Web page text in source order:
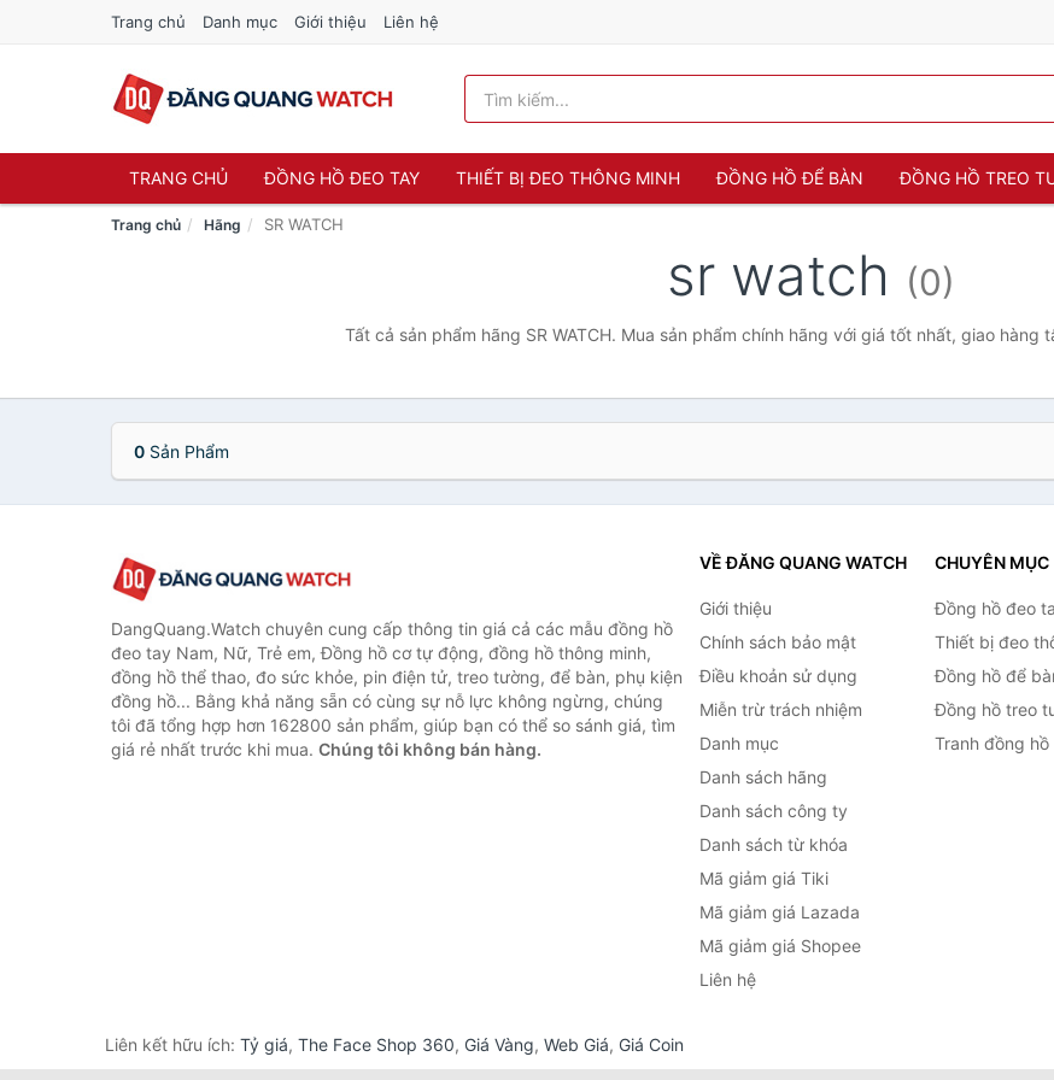
Trang chủ Danh mục Giới thiệu Liên hệ
TRANG CHỦ ĐỒNG HỒ ĐEO TAY THIẾT BỊ ĐEO THÔNG MINH ĐỒNG HỒ ĐỂ BÀN ĐỒNG HỒ TREO
Trang chủ Hãng SR WATCH
sr watch (0)
Tất cả sản phẩm hãng SR WATCH. Mua sản phẩm chính hãng với giá tốt nhất, giao hàng
0 Sản Phẩm
DangQuang.Watch chuyên cung cấp thông tin giá cả các mẫu đồng hồ
đeo tay Nam, Nữ, Trẻ em, Đồng hồ cơ tự động, đồng hồ thông minh,
đồng hồ thể thao, đo sức khỏe, pin điện tử, treo tường, để bàn, phụ kiện
đồng hồ... Bằng khả năng sẵn có cùng sự nỗ lực không ngừng, chúng
tôi đã tổng hợp hơn 162800 sản phẩm, giúp bạn có thể so sánh giá, tìm
giá rẻ nhất trước khi mua. Chúng tôi không bán hàng.
VỀ ĐĂNG QUANG WATCH
Giới thiệu
Chính sách bảo mật
Điều khoản sử dụng
Miễn trừ trách nhiệm
Danh mục
Danh sách hãng
Danh sách công ty
Danh sách từ khóa
Mã giảm giá Tiki
Mã giảm giá Lazada
Mã giảm giá Shopee
Liên hệ
CHUYÊN MỤC
Đồng hồ đeo
Thiết bị đeo
Đồng hồ để
Đồng hồ treo
Tranh đồng hồ
Liên kết hữu ích: Tỷ giá, The Face Shop 360, Giá Vàng, Web Giá, Giá Coin